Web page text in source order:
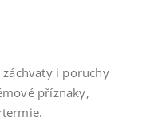
i poruchy
příznaky,